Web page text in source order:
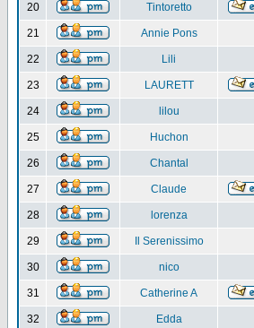
20 Tintoretto
21 Annie Pons
22 Lili
23 LAURETT
24 lilou
25 Huchon
26 Chantal
27 Claude
28 lorenza
29 Il Serenissimo
30 nico
31 Catherine A
32 Edda